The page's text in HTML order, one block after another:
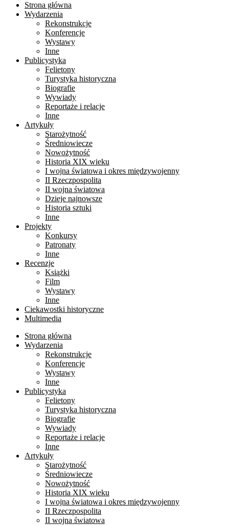
Strona główna
Wydarzenia
Rekonstrukcje
Konferencje
Wystawy
Inne
Publicystyka
Felietony
Turystyka historyczna
Biografie
Wywiady
Reportaże i relacje
Inne
Artykuły
Starożytność
Średniowiecze
Nowożytność
Historia XIX wieku
I wojna światowa i okres międzywojenny
II Rzeczpospolita
II wojna światowa
Dzieje najnowsze
Historia sztuki
Inne
Projekty
Konkursy
Patronaty
Inne
Recenzje
Książki
Film
Wystawy
Inne
Ciekawostki historyczne
Multimedia
Strona główna
Wydarzenia
Rekonstrukcje
Konferencje
Wystawy
Inne
Publicystyka
Felietony
Turystyka historyczna
Biografie
Wywiady
Reportaże i relacje
Inne
Artykuły
Starożytność
Średniowiecze
Nowożytność
Historia XIX wieku
I wojna światowa i okres międzywojenny
II Rzeczpospolita
II wojna światowa